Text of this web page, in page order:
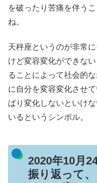
を破ったり苦痛を伴う
ね。
天秤座というのが非常
けど変容変化ができな
ることによって社会的
に自分を変容変化させ
ぱり変化しないといけ
いるというシンボル。
2020年10月
振り返って